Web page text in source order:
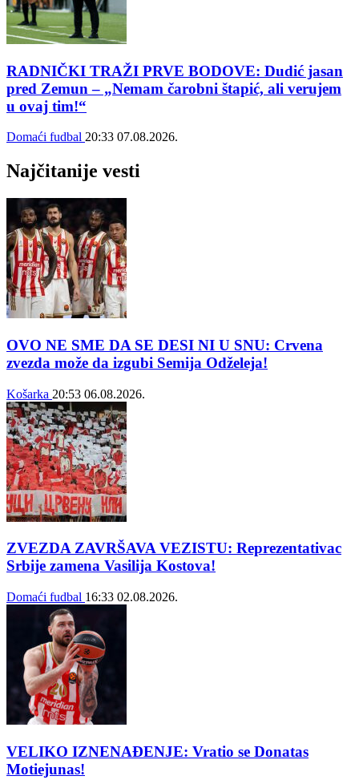
RADNIČKI TRAŽI PRVE BODOVE: Dudić jasan
pred Zemun – „Nemam čarobni štapić, ali verujem
u ovaj tim!“
Domaći fudbal 20:33 07.08.2026.
Najčitanije vesti
OVO NE SME DA SE DESI NI U SNU: Crvena
zvezda može da izgubi Semija Odželeja!
Košarka 20:53 06.08.2026.
ZVEZDA ZAVRŠAVA VEZISTU: Reprezentativac
Srbije zamena Vasilija Kostova!
Domaći fudbal 16:33 02.08.2026.
VELIKO IZNENAĐENJE: Vratio se Donatas
Motiejunas!